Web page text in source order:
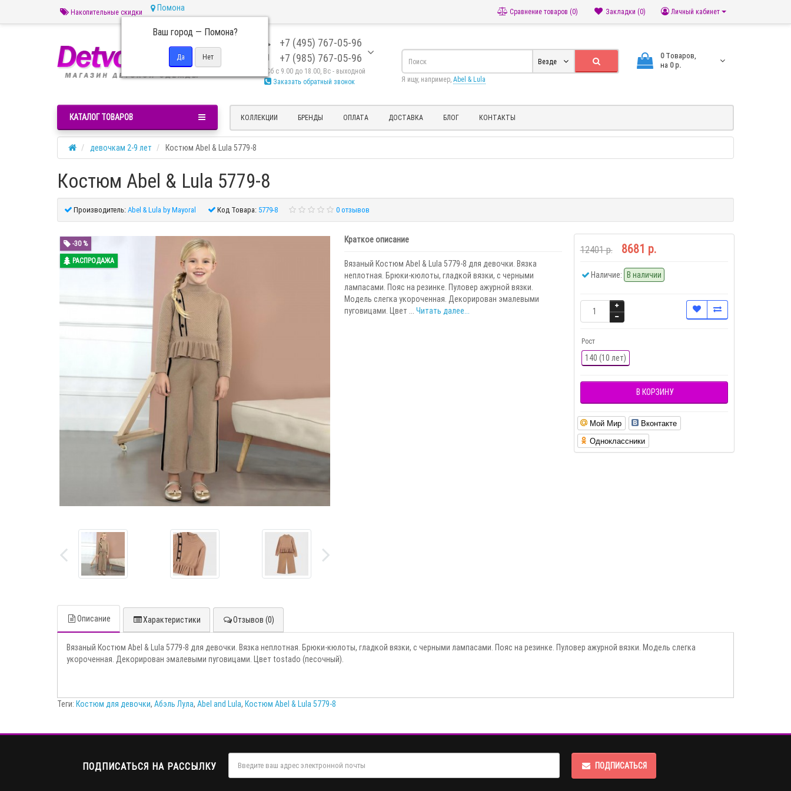
Накопительные скидки Помона
Ваш город — Помона?
Личный кабинет
Закладки (0)
Сравнение товаров (0)
+7 (495) 767-05-96
+7 (985) 767-05-96
Пн - Сб с 9.00 до 18.00, Вс - выходной
Заказать обратный звонок
0 Tоваров,
на 0 р.
Везде
Я ищу, например, Abel & Lula
КОЛЛЕКЦИИ БРЕНДЫ ОПЛАТА ДОСТАВКА БЛОГ КОНТАКТЫ
КАТАЛОГ ТОВАРОВ
девочкам 2-9 лет Костюм Abel & Lula 5779-8
Костюм Abel & Lula 5779-8
Производитель:Abel & Lula by Mayoral Код Товара: 5779-8 0 отзывов
-30 %
РАСПРОДАЖА
Краткое описание
Вязаный Костюм Abel & Lula 5779-8 для девочки. Вязка
неплотная. Брюки-кюлоты, гладкой вязки, с черными
лампасами. Пояс на резинке. Пуловер ажурной вязки.
Модель слегка укороченная. Декорирован эмалевыми
пуговицами. Цвет ... Читать далее...
12401 р. 8681 р.
Наличие: В наличии
Рост
140 (10 лет)
В КОРЗИНУ
Мой Мир
Вконтакте
Одноклассники
Описание Характеристики Отзывов (0)
Вязаный Костюм Abel & Lula 5779-8 для девочки. Вязка неплотная. Брюки-кюлоты, гладкой вязки, с черными лампасами. Пояс на резинке. Пуловер ажурной вязки. Модель слегка
укороченная. Декорирован эмалевыми пуговицами. Цвет tostado (песочный).
Теги: Костюм для девочки, Абэль Лула, Abel and Lula, Костюм Abel & Lula 5779-8
ПОДПИСАТЬСЯ НА РАССЫЛКУ ПОДПИСАТЬСЯ